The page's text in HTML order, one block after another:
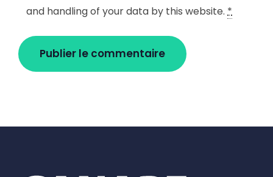
and handling of your data by this website. *